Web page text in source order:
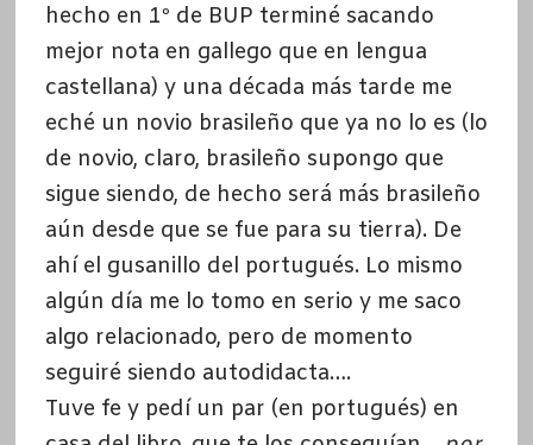
hecho en 1º de BUP terminé sacando
mejor nota en gallego que en lengua
castellana) y una década más tarde me
eché un novio brasileño que ya no lo es (lo
de novio, claro, brasileño supongo que
sigue siendo, de hecho será más brasileño
aún desde que se fue para su tierra). De
ahí el gusanillo del portugués. Lo mismo
algún día me lo tomo en serio y me saco
algo relacionado, pero de momento
seguiré siendo autodidacta….
Tuve fe y pedí un par (en portugués) en